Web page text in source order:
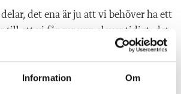
Information Om
det ena är ju att vi behöver ha ett
till att vi fångar upp elever tidigt, det
att vi gör om
så att vi faktiskt har speciallärare
elever och som inte konsulter mot